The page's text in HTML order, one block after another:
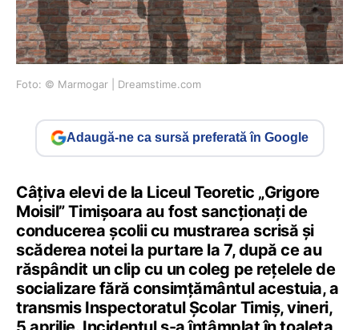
Foto: © Marmogar | Dreamstime.com
Adaugă-ne ca sursă preferată în Google
Câțiva elevi de la Liceul Teoretic „Grigore
Moisil” Timișoara au fost sancționați de
conducerea școlii cu mustrarea scrisă și
scăderea notei la purtare la 7, după ce au
răspândit un clip cu un coleg pe rețelele de
socializare fără consimțământul acestuia, a
transmis Inspectoratul Școlar Timiș, vineri,